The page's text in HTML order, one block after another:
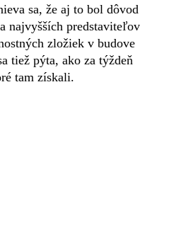
sa, že aj to bol dôvod
najvyšších predstaviteľov
zložiek v budove
tiež pýta, ako za týždeň
tam získali.